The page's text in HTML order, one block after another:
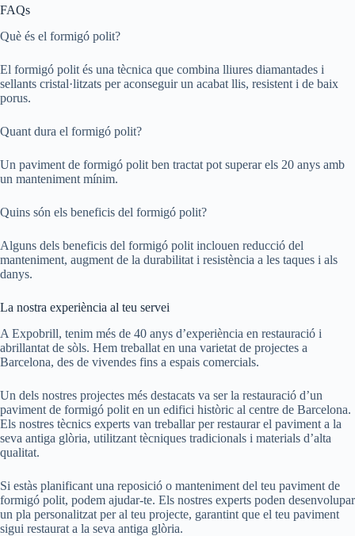
FAQs
Què és el formigó polit?
El formigó polit és una tècnica que combina lliures diamantades i
sellants cristal·litzats per aconseguir un acabat llis, resistent i de baix
porus.
Quant dura el formigó polit?
Un paviment de formigó polit ben tractat pot superar els 20 anys amb
un manteniment mínim.
Quins són els beneficis del formigó polit?
Alguns dels beneficis del formigó polit inclouen reducció del
manteniment, augment de la durabilitat i resistència a les taques i als
danys.
La nostra experiència al teu servei
A Expobrill, tenim més de 40 anys d’experiència en restauració i
abrillantat de sòls. Hem treballat en una varietat de projectes a
Barcelona, des de vivendes fins a espais comercials.
Un dels nostres projectes més destacats va ser la restauració d’un
paviment de formigó polit en un edifici històric al centre de Barcelona.
Els nostres tècnics experts van treballar per restaurar el paviment a la
seva antiga glòria, utilitzant tècniques tradicionals i materials d’alta
qualitat.
Si estàs planificant una reposició o manteniment del teu paviment de
formigó polit, podem ajudar-te. Els nostres experts poden desenvolupar
un pla personalitzat per al teu projecte, garantint que el teu paviment
sigui restaurat a la seva antiga glòria.